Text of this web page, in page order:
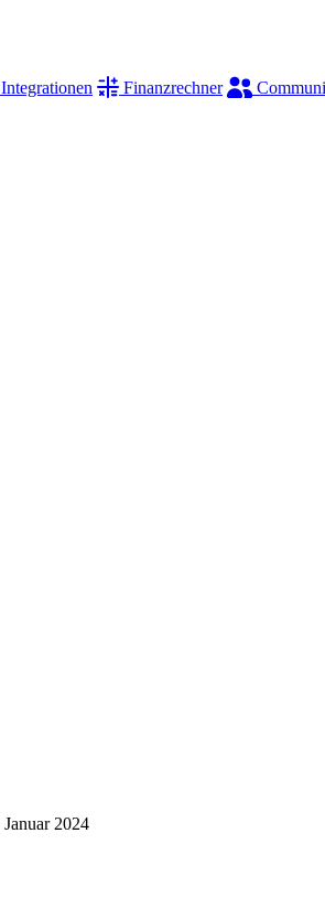
Integrationen Finanzrechner
Januar 2024